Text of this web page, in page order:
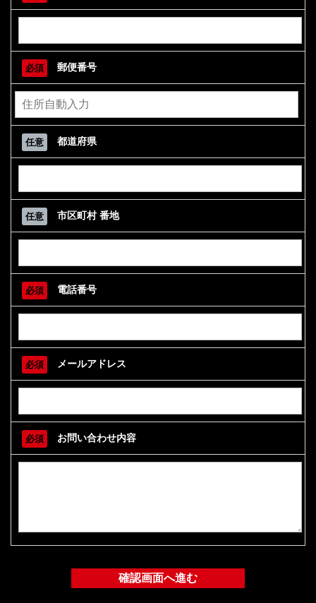
必須 郵便番号
任意 都道府県
任意 市区町村 番地
必須 電話番号
必須 メールアドレス
必須 お問い合わせ内容